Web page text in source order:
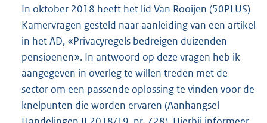
In oktober 2018 heeft het lid Van Rooijen (50PLUS)
Kamervragen gesteld naar aanleiding van een artikel
in het AD, «Privacyregels bedreigen duizenden
pensioenen». In antwoord op deze vragen heb ik
aangegeven in overleg te willen treden met de
sector om een passende oplossing te vinden voor de
knelpunten die worden ervaren (Aanhangsel